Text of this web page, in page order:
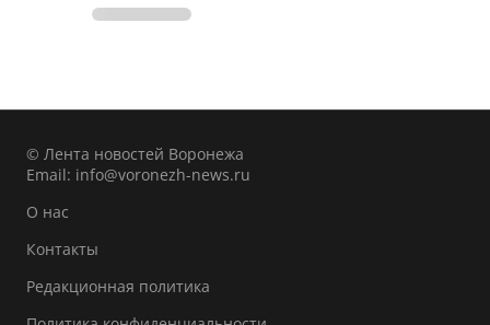
© Лента новостей Воронежа
Email: info@voronezh-news.ru
О нас
Контакты
Редакционная политика